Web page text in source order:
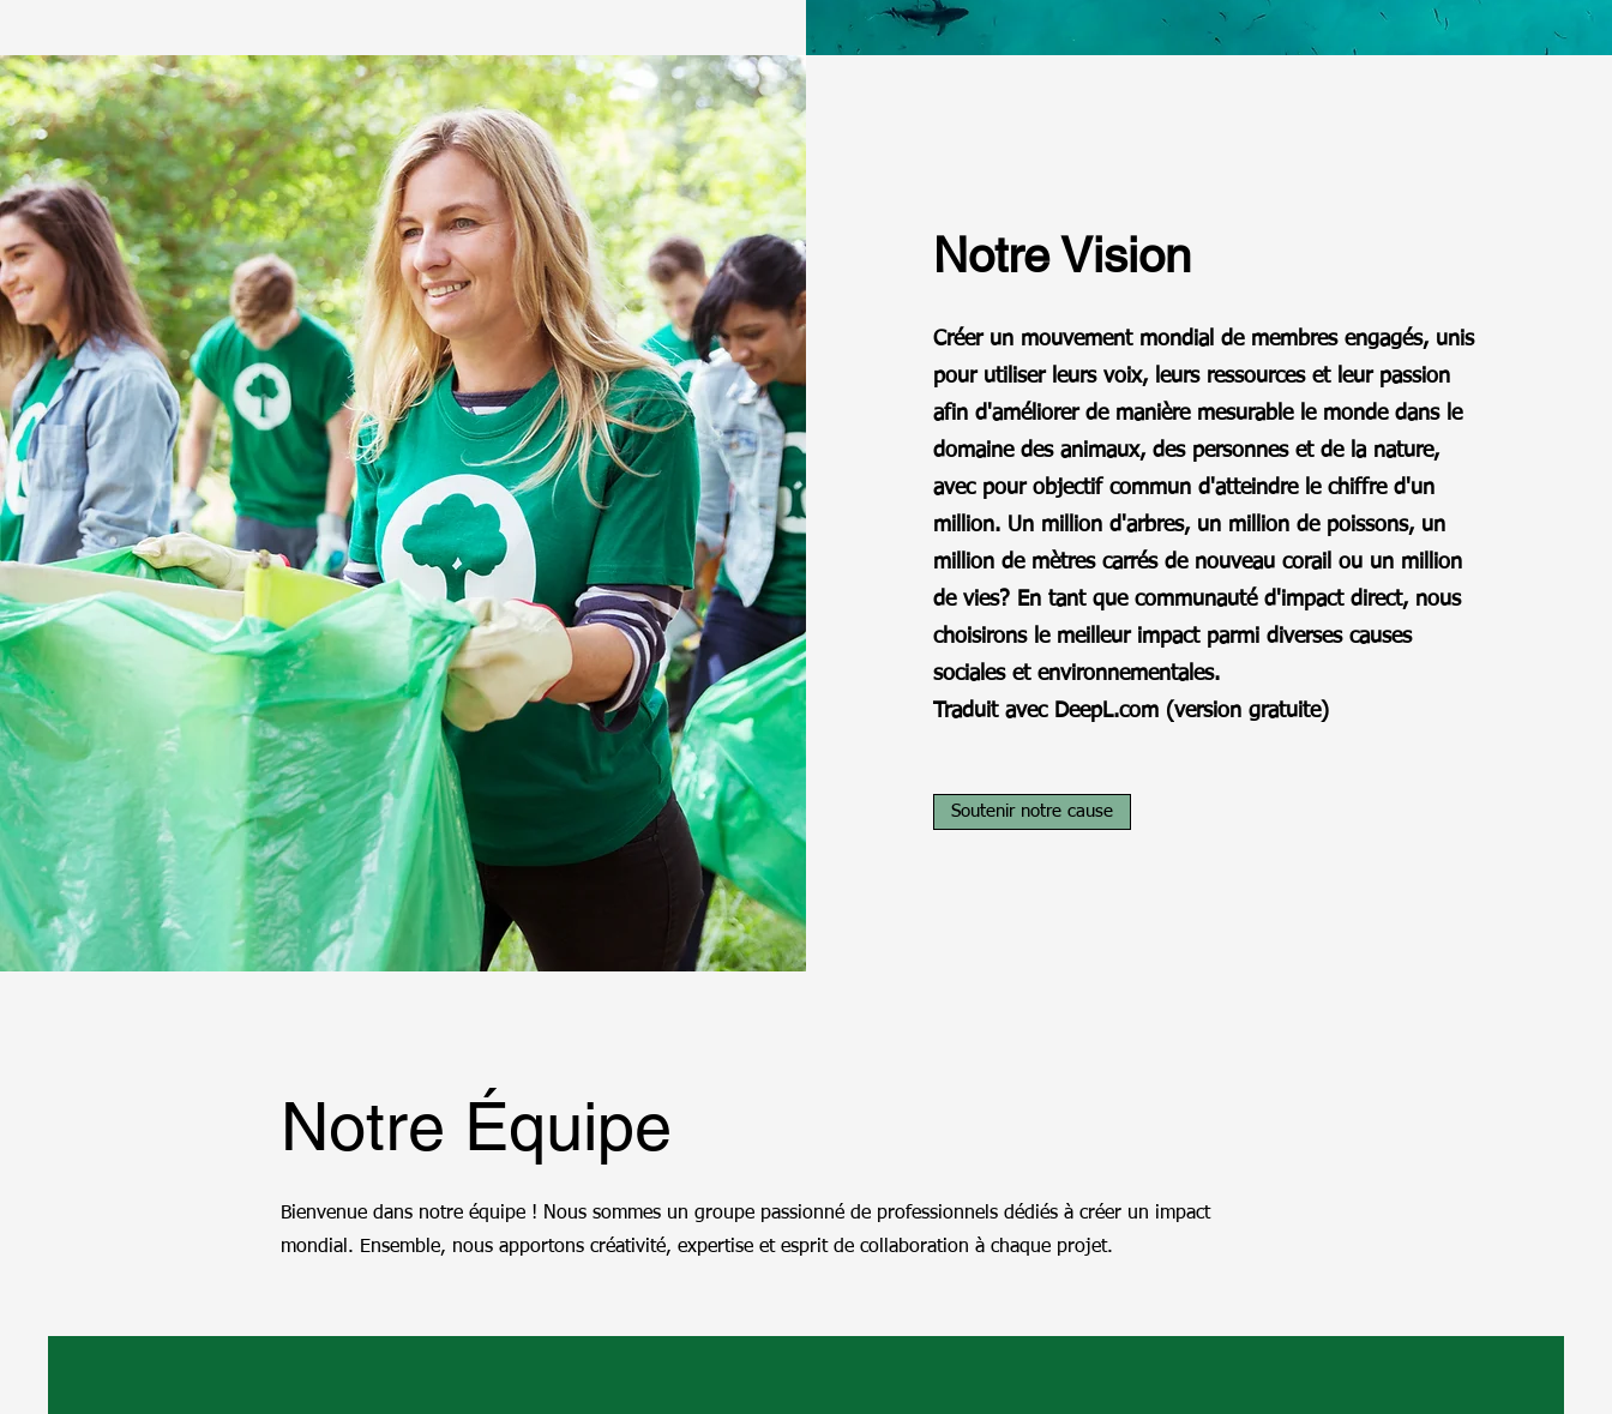
Notre Vision
Créer un mouvement mondial de membres engagés, unis
pour utiliser leurs voix, leurs ressources et leur passion
afin d'améliorer de manière mesurable le monde dans le
domaine des animaux, des personnes et de la nature,
avec pour objectif commun d'atteindre le chiffre d'un
million. Un million d'arbres, un million de poissons, un
million de mètres carrés de nouveau corail ou un million
de vies? En tant que communauté d'impact direct, nous
choisirons le meilleur impact parmi diverses causes
sociales et environnementales.
Traduit avec DeepL.com (version gratuite)
Soutenir notre cause
Notre Équipe
Bienvenue dans notre équipe ! Nous sommes un groupe passionné de professionnels dédiés à créer un impact
mondial. Ensemble, nous apportons créativité, expertise et esprit de collaboration à chaque projet.